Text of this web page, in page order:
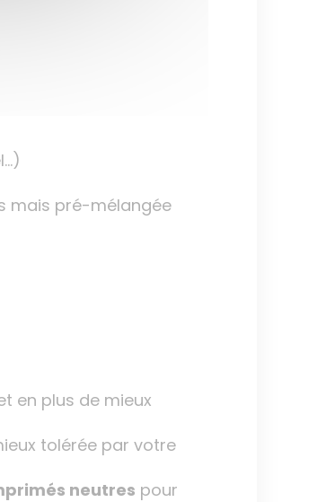
mais pré-mélangée
en plus de mieux
tolérée par votre
neutres pour